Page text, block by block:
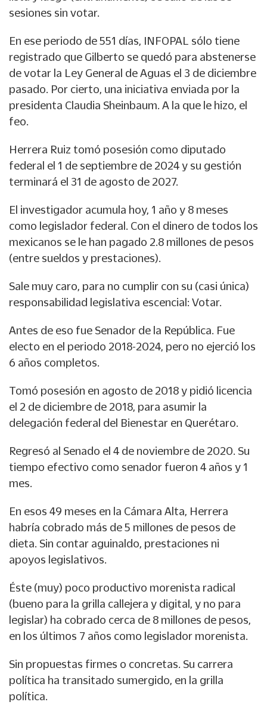
sesiones sin votar.
En ese periodo de 551 días, INFOPAL sólo tiene
registrado que Gilberto se quedó para abstenerse
de votar la Ley General de Aguas el 3 de diciembre
pasado. Por cierto, una iniciativa enviada por la
presidenta Claudia Sheinbaum. A la que le hizo, el
feo.
Herrera Ruiz tomó posesión como diputado
federal el 1 de septiembre de 2024 y su gestión
terminará el 31 de agosto de 2027.
El investigador acumula hoy, 1 año y 8 meses
como legislador federal. Con el dinero de todos los
mexicanos se le han pagado 2.8 millones de pesos
(entre sueldos y prestaciones).
Sale muy caro, para no cumplir con su (casi única)
responsabilidad legislativa escencial: Votar.
Antes de eso fue Senador de la República. Fue
electo en el periodo 2018-2024, pero no ejerció los
6 años completos.
Tomó posesión en agosto de 2018 y pidió licencia
el 2 de diciembre de 2018, para asumir la
delegación federal del Bienestar en Querétaro.
Regresó al Senado el 4 de noviembre de 2020. Su
tiempo efectivo como senador fueron 4 años y 1
mes.
En esos 49 meses en la Cámara Alta, Herrera
habría cobrado más de 5 millones de pesos de
dieta. Sin contar aguinaldo, prestaciones ni
apoyos legislativos.
Éste (muy) poco productivo morenista radical
(bueno para la grilla callejera y digital, y no para
legislar) ha cobrado cerca de 8 millones de pesos,
en los últimos 7 años como legislador morenista.
Sin propuestas firmes o concretas. Su carrera
política ha transitado sumergido, en la grilla
política.